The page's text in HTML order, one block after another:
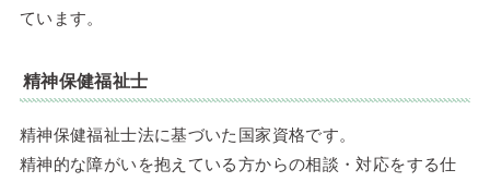
ています。
精神保健福祉士
精神保健福祉士法に基づいた国家資格です。
精神的な障がいを抱えている方からの相談・対応をする仕